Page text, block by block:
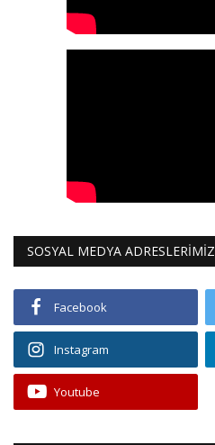
SOSYAL MEDYA ADRESLERİMİZ
Facebook
Instagram
Youtube